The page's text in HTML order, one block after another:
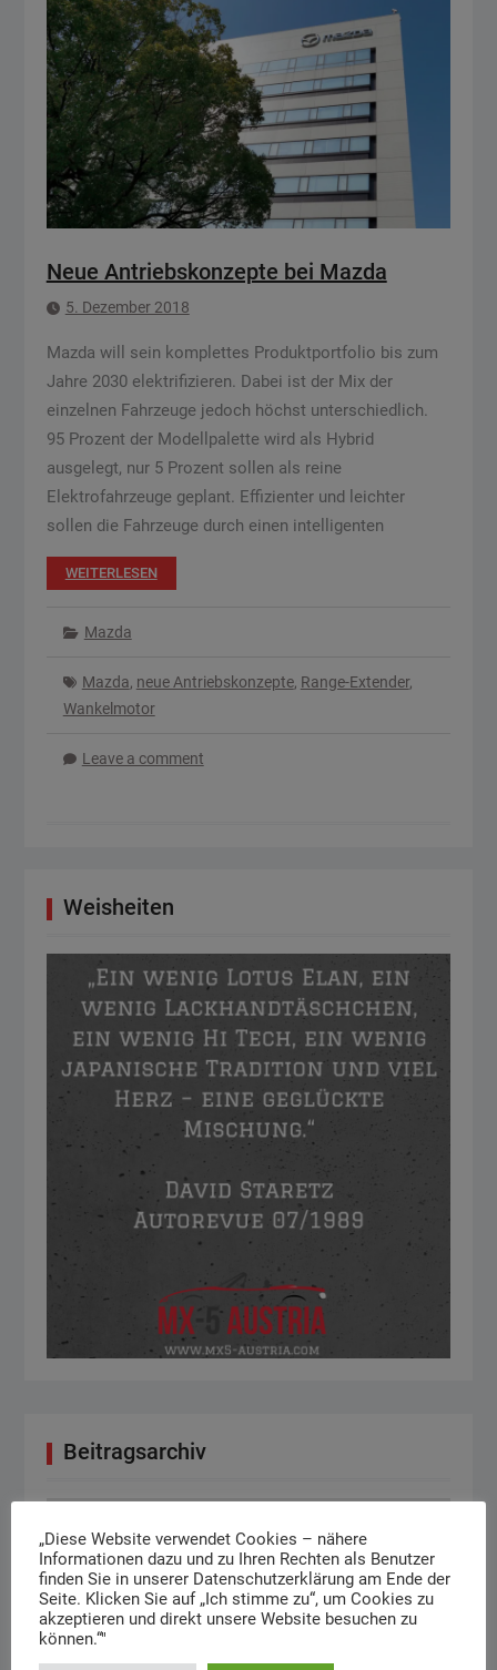
Neue Antriebskonzepte bei Mazda
5. Dezember 2018
Mazda will sein komplettes Produktportfolio bis zum
Jahre 2030 elektrifizieren. Dabei ist der Mix der
einzelnen Fahrzeuge jedoch höchst unterschiedlich.
95 Prozent der Modellpalette wird als Hybrid
ausgelegt, nur 5 Prozent sollen als reine
Elektrofahrzeuge geplant. Effizienter und leichter
sollen die Fahrzeuge durch einen intelligenten
WEITERLESEN
Mazda
Mazda, neue Antriebskonzepte, Range-Extender,
Wankelmotor
Leave a comment
Weisheiten
Beitragsarchiv
Schlagwörter
„Diese Website verwendet Cookies – nähere
Informationen dazu und zu Ihren Rechten als Benutzer
finden Sie in unserer Datenschutzerklärung am Ende der
Seite. Klicken Sie auf „Ich stimme zu“, um Cookies zu
akzeptieren und direkt unsere Website besuchen zu
können.“"